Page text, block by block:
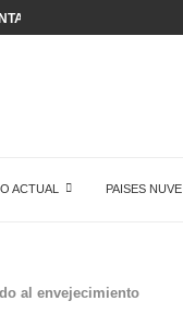
DE...
ACTUAL PAISES NUVE
al envejecimiento